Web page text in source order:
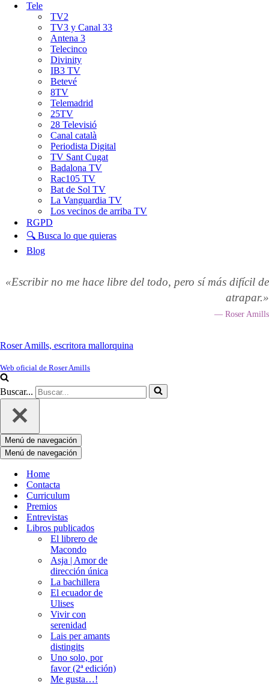
Tele
TV2
TV3 y Canal 33
Antena 3
Telecinco
Divinity
IB3 TV
Betevé
8TV
Telemadrid
25TV
28 Televisió
Canal català
Periodista Digital
TV Sant Cugat
Badalona TV
Rac105 TV
Bat de Sol TV
La Vanguardia TV
Los vecinos de arriba TV
RGPD
🔍 Busca lo que quieras
Blog
«Escribir no me hace libre del todo, pero sí más difícil de
atrapar.»
— Roser Amills
Roser Amills, escritora mallorquina
Web oficial de Roser Amills
Buscar...
Menú de navegación
Menú de navegación
Home
Contacta
Curriculum
Premios
Entrevistas
Libros publicados
El librero de
Macondo
Asja | Amor de
dirección única
La bachillera
El ecuador de
Ulises
Vivir con
serenidad
Lais per amants
distingits
Uno solo, por
favor (2ª edición)
Me gusta…!